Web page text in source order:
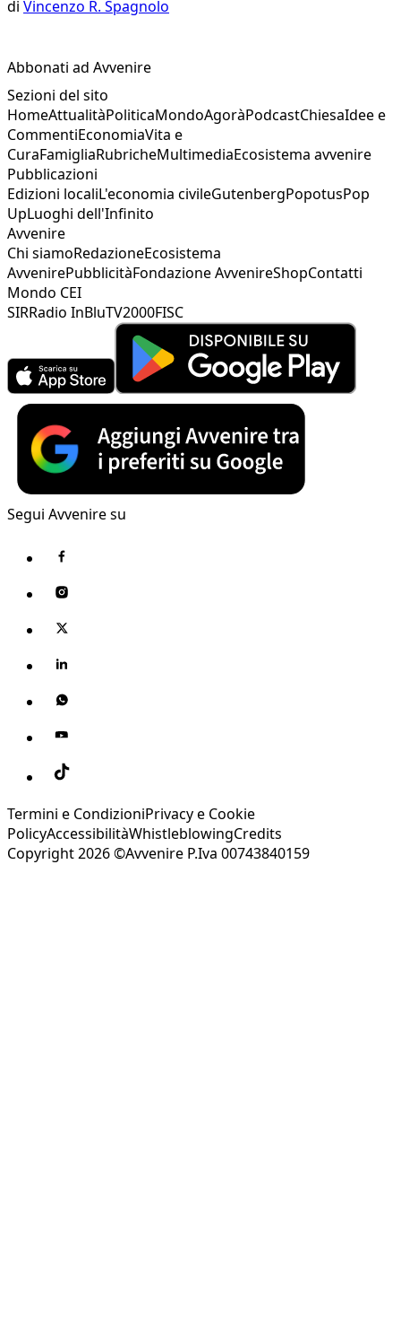
di Vincenzo R. Spagnolo
Abbonati ad Avvenire
Sezioni del sito
HomeAttualitàPoliticaMondoAgoràPodcastChiesaIdee e
CommentiEconomiaVita e
CuraFamigliaRubricheMultimediaEcosistema avvenire
Pubblicazioni
Edizioni localiL'economia civileGutenbergPopotusPop
UpLuoghi dell'Infinito
Avvenire
Chi siamoRedazioneEcosistema
AvvenirePubblicitàFondazione AvvenireShopContatti
Mondo CEI
SIRRadio InBluTV2000FISC
Segui Avvenire su
Termini e CondizioniPrivacy e Cookie
PolicyAccessibilitàWhistleblowingCredits
Copyright 2026 ©Avvenire P.Iva 00743840159